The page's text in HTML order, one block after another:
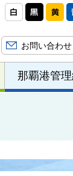
お問い合わせ
那覇港管